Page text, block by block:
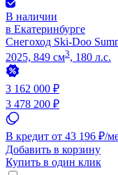
В наличии
в Екатеринбурге
Снегоход Ski-Doo
2025, 849 см3, 180 л.с.
3 162 000 ₽
3 478 200 ₽
В кредит от 43 196 ₽/
Добавить в корзину
Купить в один клик